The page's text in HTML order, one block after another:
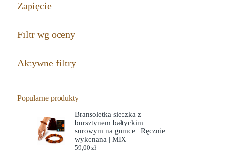
Zapięcie
Filtr wg oceny
Aktywne filtry
Popularne produkty
Bransoletka sieczka z
bursztynem bałtyckim
surowym na gumce | Ręcznie
wykonana | MIX
59,00zł